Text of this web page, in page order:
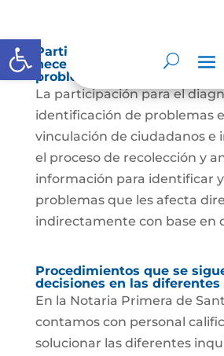
Abrir barra de herramientas
Participación para el
necesidades e identificación
problemas.
La participación para el
identificación de problemas
vinculación de ciudadanos e
el proceso de recolección y
información para identificar
problemas que les afecta
indirectamente con base en
Procedimientos que se
decisiones en las diferentes
En la Notaria Primera de
contamos con personal
solucionar las diferentes